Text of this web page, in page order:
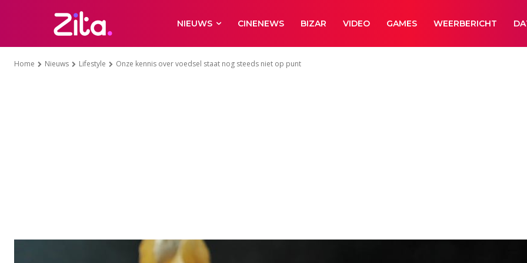
NIEUWS CINENEWS BIZAR VIDEO GAMES WEERBERICHT
Home Nieuws Lifestyle Onze kennis over voedsel staat nog steeds niet op punt